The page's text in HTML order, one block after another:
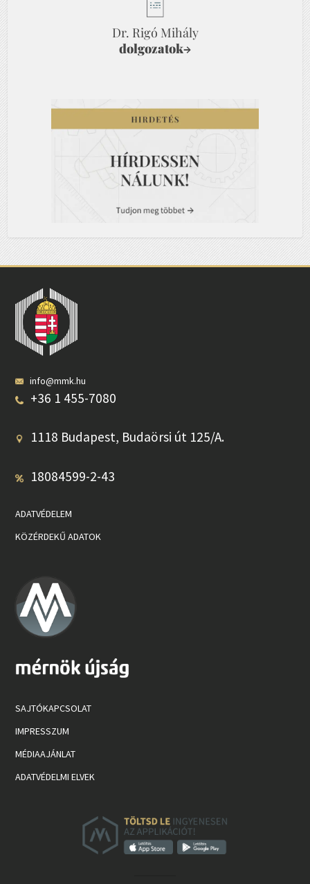
Dr. Rigó Mihály
dolgozatok→
info@mmk.hu
+36 1 455-7080
1118 Budapest, Budaörsi út 125/A.
18084599-2-43
ADATVÉDELEM
KÖZÉRDEKŰ ADATOK
SAJTÓKAPCSOLAT
IMPRESSZUM
MÉDIAAJÁNLAT
ADATVÉDELMI ELVEK